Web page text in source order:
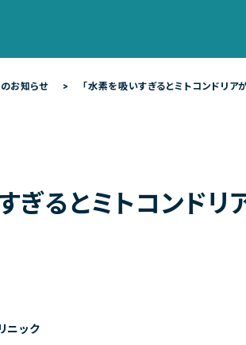
お知らせ 「水素を吸いすぎるとミトコンドリア
ぎるとミトコンド
ニック